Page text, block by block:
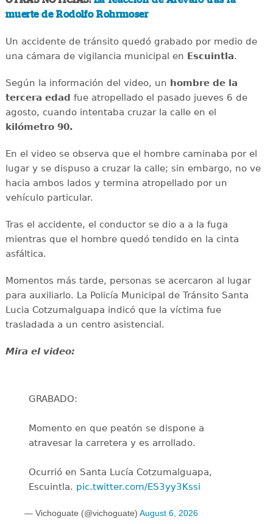
muerte de Rodolfo Rohrmoser
Un accidente de tránsito quedó grabado por medio de
una cámara de vigilancia municipal en Escuintla.
Según la información del video, un hombre de la
tercera edad fue atropellado el pasado jueves 6 de
agosto, cuando intentaba cruzar la calle en el
kilómetro 90.
En el video se observa que el hombre caminaba por el
lugar y se dispuso a cruzar la calle; sin embargo, no ve
hacia ambos lados y termina atropellado por un
vehículo particular.
Tras el accidente, el conductor se dio a a la fuga
mientras que el hombre quedó tendido en la cinta
asfáltica.
Momentos más tarde, personas se acercaron al lugar
para auxiliarlo. La Policía Municipal de Tránsito Santa
Lucia Cotzumalguapa indicó que la víctima fue
trasladada a un centro asistencial.
Mira el video:
GRABADO:
Momento en que peatón se dispone a
atravesar la carretera y es arrollado.
Ocurrió en Santa Lucía Cotzumalguapa,
Escuintla. pic.twitter.com/ES3yy3Kssi
— Vichoguate (@vichoguate) August 6, 2026